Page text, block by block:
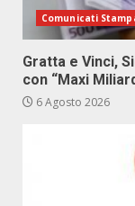
Comunicati
Gratta e Vinci,
con “Maxi
6 Agosto 2026